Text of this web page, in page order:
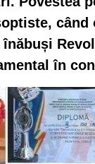
înăbuși
în